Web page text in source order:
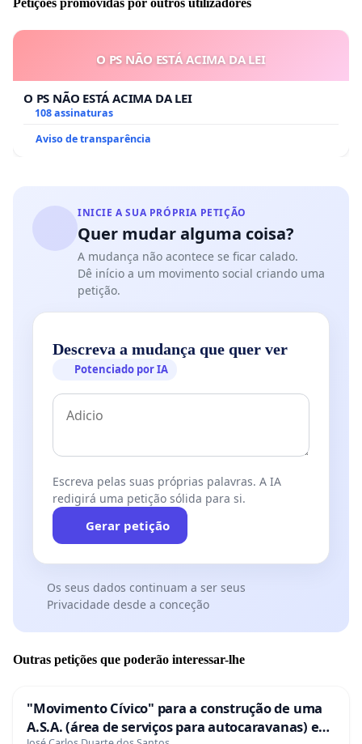
Petições promovidas por outros utilizadores
O PS NÃO ESTÁ ACIMA DA LEI
O PS NÃO ESTÁ ACIMA DA LEI
108 assinaturas
Aviso de transparência
INICIE A SUA PRÓPRIA PETIÇÃO
Quer mudar alguma coisa?
A mudança não acontece se ficar calado.
Dê início a um movimento social criando uma
petição.
Descreva a mudança que quer ver
Potenciado por IA
Escreva pelas suas próprias palavras. A IA
redigirá uma petição sólida para si.
Gerar petição
Os seus dados continuam a ser seus
Privacidade desde a conceção
Outras petições que poderão interessar-lhe
"Movimento Cívico" para a construção de uma
A.S.A. (área de serviços para autocaravanas) em